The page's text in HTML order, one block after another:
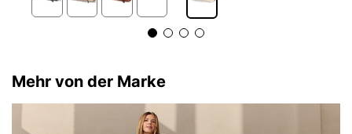
Mehr von der Marke